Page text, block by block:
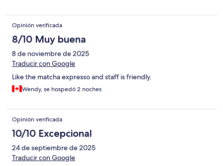
Opinión verificada
8/10 Muy buena
8 de noviembre de 2025
Traducir con Google
Like the matcha expresso and staff is friendly.
Wendy, se hospedó 2 noches
Opinión verificada
10/10 Excepcional
24 de septiembre de 2025
Traducir con Google